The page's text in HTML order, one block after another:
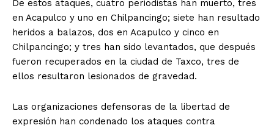
El Suplemento
De estos ataques, cuatro periodistas han muerto, tres
en Acapulco y uno en Chilpancingo; siete han resultado
heridos a balazos, dos en Acapulco y cinco en
Chilpancingo; y tres han sido levantados, que después
fueron recuperados en la ciudad de Taxco, tres de
ellos resultaron lesionados de gravedad.
Las organizaciones defensoras de la libertad de
expresión han condenado los ataques contra